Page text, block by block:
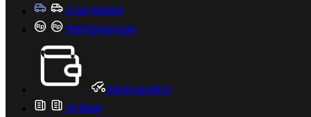
Cari Mobil
Pembiayaan
MoInspeksi
Artikel